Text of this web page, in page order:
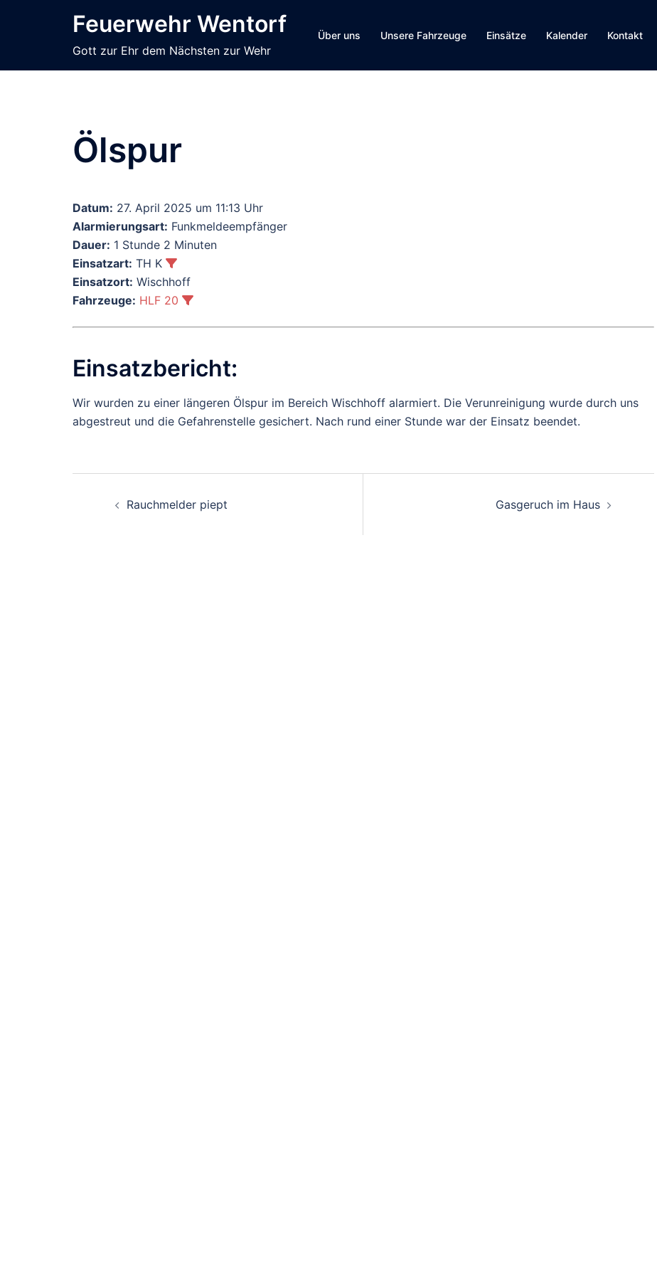
Feuerwehr Wentorf
Gott zur Ehr dem Nächsten zur Wehr
Über uns Unsere Fahrzeuge Einsätze Kalender Kontakt
Ölspur
Datum: 27. April 2025 um 11:13 Uhr
Alarmierungsart: Funkmeldeempfänger
Dauer: 1 Stunde 2 Minuten
Einsatzart: TH K
Einsatzort: Wischhoff
Fahrzeuge: HLF 20
Einsatzbericht:
Wir wurden zu einer längeren Ölspur im Bereich Wischhoff alarmiert. Die Verunreinigung wurde durch uns
abgestreut und die Gefahrenstelle gesichert. Nach rund einer Stunde war der Einsatz beendet.
Beitragsnavigation
Rauchmelder piept Gasgeruch im Haus